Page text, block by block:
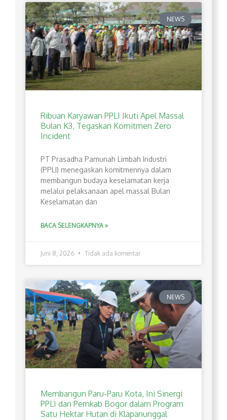
NEWS
Ribuan Karyawan PPLI Ikuti Apel Massal
Bulan K3, Tegaskan Komitmen Zero
Incident
PT Prasadha Pamunah Limbah Industri
(PPLI) menegaskan komitmennya dalam
membangun budaya keselamatan kerja
melalui pelaksanaan apel massal Bulan
Keselamatan dan
BACA SELENGKAPNYA »
Juni 8, 2026 Tidak ada komentar
NEWS
Membangun Paru-Paru Kota, Ini Sinergi
PPLI dan Pemkab Bogor dalam Program
Satu Hektar Hutan di Klapanunggal